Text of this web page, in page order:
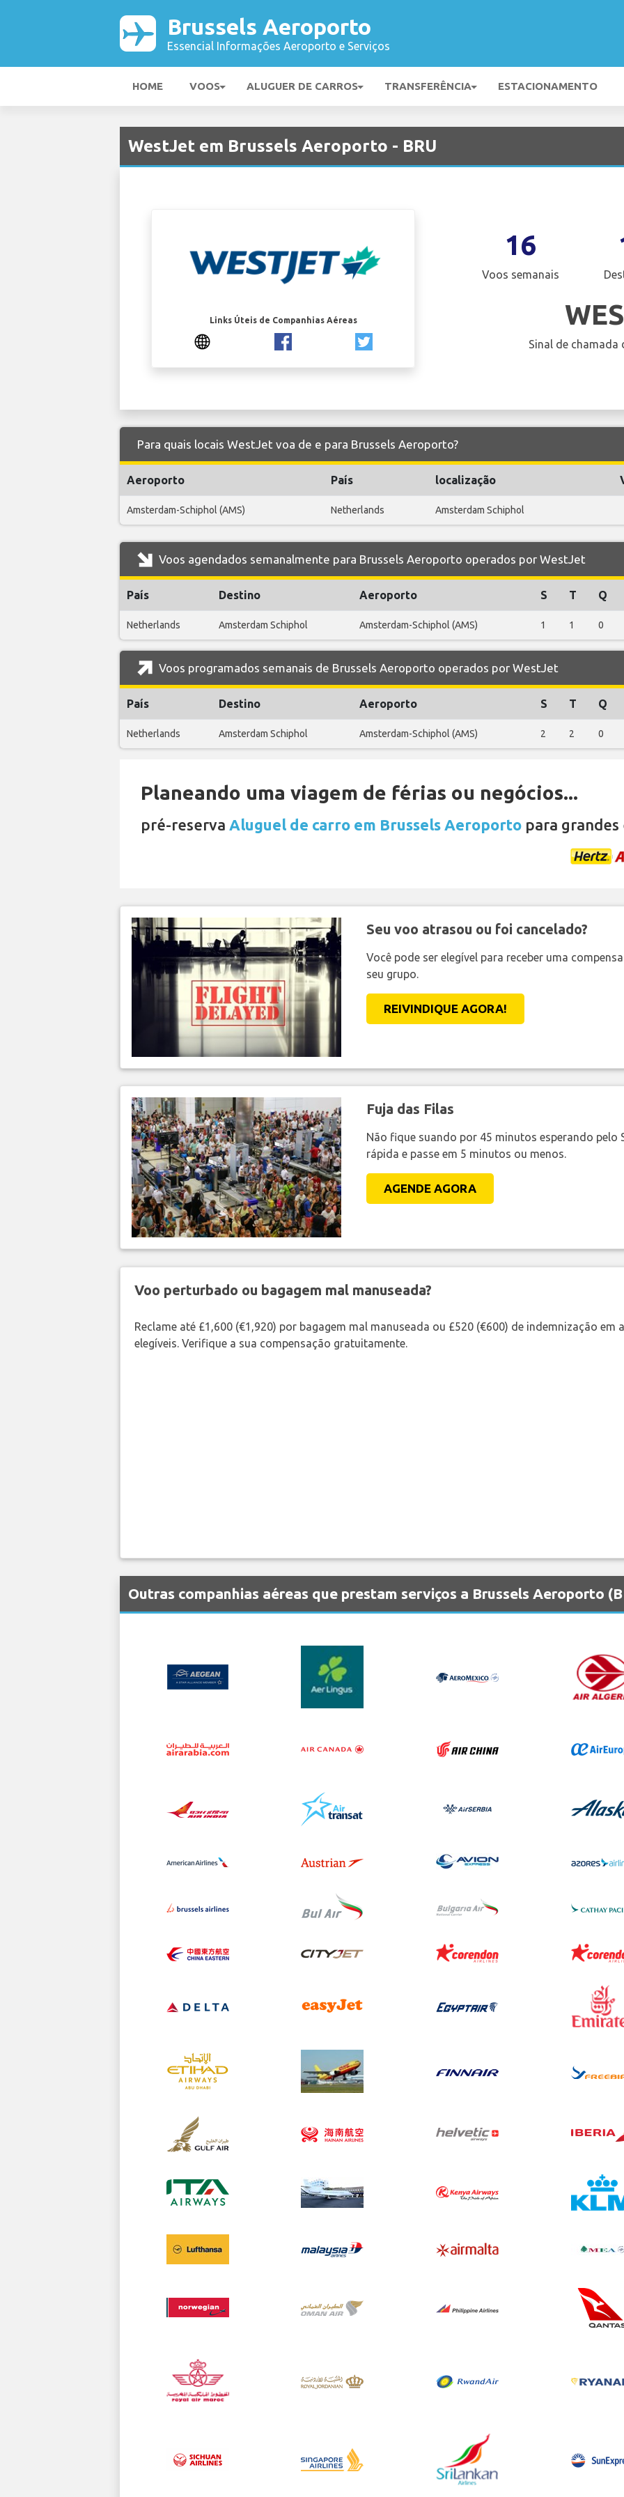
Brussels Aeroporto
Essencial Informações Aeroporto e Serviços
HOME VOOS ALUGUER DE CARROS TRANSFERÊNCIA ESTACIONAMENTO
WestJet em Brussels Aeroporto - BRU
Links Úteis de Companhias Aéreas
16
Voos semanais
Sinal de chamada
Para quais locais WestJet voa de e para Brussels Aeroporto?
Aeroporto País localização
Amsterdam-Schiphol (AMS) Netherlands Amsterdam Schiphol
Voos agendados semanalmente para Brussels Aeroporto operados por WestJet
País Destino Aeroporto S T Q
Netherlands Amsterdam Schiphol Amsterdam-Schiphol (AMS) 1 1 0
Voos programados semanais de Brussels Aeroporto operados por WestJet
País Destino Aeroporto S T Q
Netherlands Amsterdam Schiphol Amsterdam-Schiphol (AMS) 2 2 0
Planeando uma viagem de férias ou negócios...
pré-reserva Aluguel de carro em Brussels Aeroporto para grandes
Seu voo atrasou ou foi cancelado?
Você pode ser elegível para receber uma
seu grupo.
REIVINDIQUE AGORA!
Fuja das Filas
Não fique suando por 45 minutos esperando pelo
rápida e passe em 5 minutos ou menos.
AGENDE AGORA
Voo perturbado ou bagagem mal manuseada?
Reclame até £1,600 (€1,920) por bagagem mal manuseada ou £520 (€600) de indemnização
elegíveis. Verifique a sua compensação gratuitamente.
Outras companhias aéreas que prestam serviços a Brussels Aeroporto